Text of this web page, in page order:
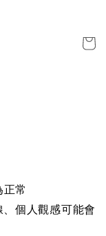
正常
個人觀感可能會